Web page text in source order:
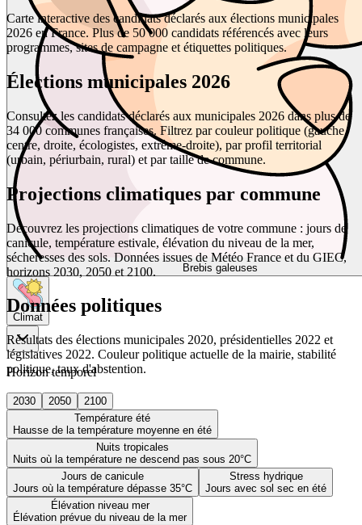
Brebis galeuses
Climat
Horizon temporel
2030 2050
2100
Température été
Hausse de la température moyenne en été
Nuits tropicales
Nuits où la température ne descend pas sous 20°C
Jours de canicule
Jours où la température dépasse 35°C
Stress hydrique
Jours avec sol sec en été
Élévation niveau mer
Élévation prévue du niveau de la mer
Carte interactive des candidats déclarés aux élections municipales
2026 en France. Plus de 50 000 candidats référencés avec leurs
programmes, sites de campagne et étiquettes politiques.
Élections municipales 2026
Consultez les candidats déclarés aux municipales 2026 dans plus de
34 000 communes françaises. Filtrez par couleur politique (gauche,
centre, droite, écologistes, extrême-droite), par profil territorial
(urbain, périurbain, rural) et par taille de commune.
Projections climatiques par commune
Découvrez les projections climatiques de votre commune : jours de
canicule, température estivale, élévation du niveau de la mer,
sécheresses des sols. Données issues de Météo France et du GIEC,
horizons 2030, 2050 et 2100.
Données politiques
Résultats des élections municipales 2020, présidentielles 2022 et
législatives 2022. Couleur politique actuelle de la mairie, stabilité
politique, taux d'abstention.